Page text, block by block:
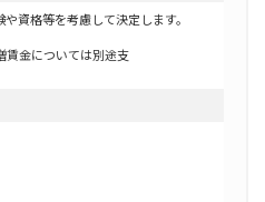
資格等を考慮して決定します。
賃金については別途支